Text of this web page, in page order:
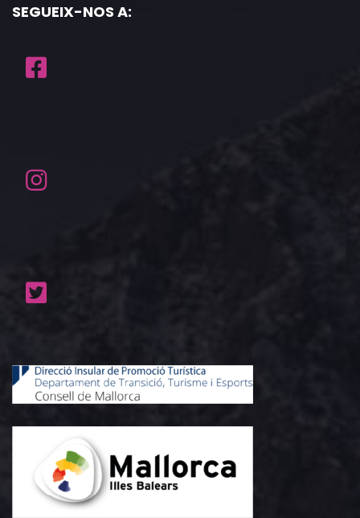
SEGUEIX-NOS A: